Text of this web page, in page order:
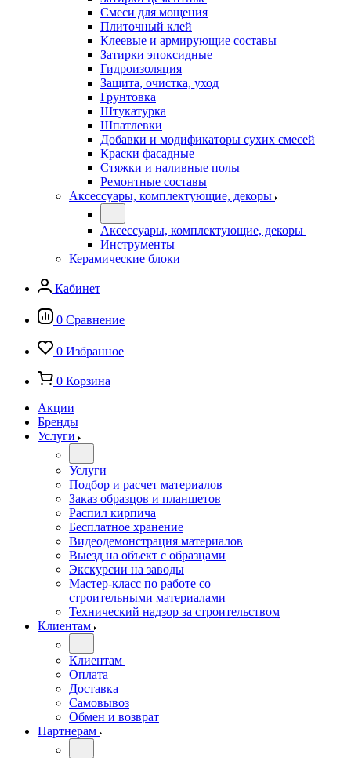
Смеси для мощения
Плиточный клей
Клеевые и армирующие составы
Затирки эпоксидные
Гидроизоляция
Защита, очистка, уход
Грунтовка
Штукатурка
Шпатлевки
Добавки и модификаторы сухих смесей
Краски фасадные
Стяжки и наливные полы
Ремонтные составы
Аксессуары, комплектующие, декоры
Аксессуары, комплектующие, декоры
Инструменты
Керамические блоки
Кабинет
0 Сравнение
0 Избранное
0 Корзина
Акции
Бренды
Услуги
Услуги
Подбор и расчет материалов
Заказ образцов и планшетов
Распил кирпича
Бесплатное хранение
Видеодемонстрация материалов
Выезд на объект с образцами
Экскурсии на заводы
Мастер-класс по работе со
строительными материалами
Технический надзор за строительством
Клиентам
Клиентам
Оплата
Доставка
Самовывоз
Обмен и возврат
Партнерам